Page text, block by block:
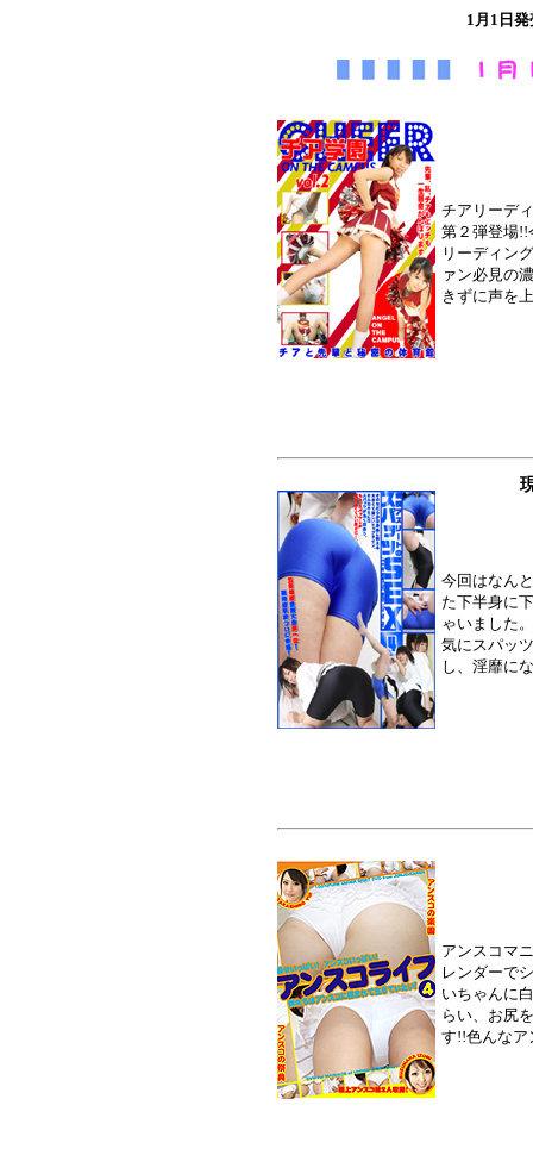
1月1日
チアリーデ
第２弾登場!!
リーディン
ァン必見の
きずに声を
今回はなん
た下半身に
ゃいました
気にスパッ
し、淫靡に
アンスコマ
レンダーで
いちゃんに
らい、お尻
す!!色んなア